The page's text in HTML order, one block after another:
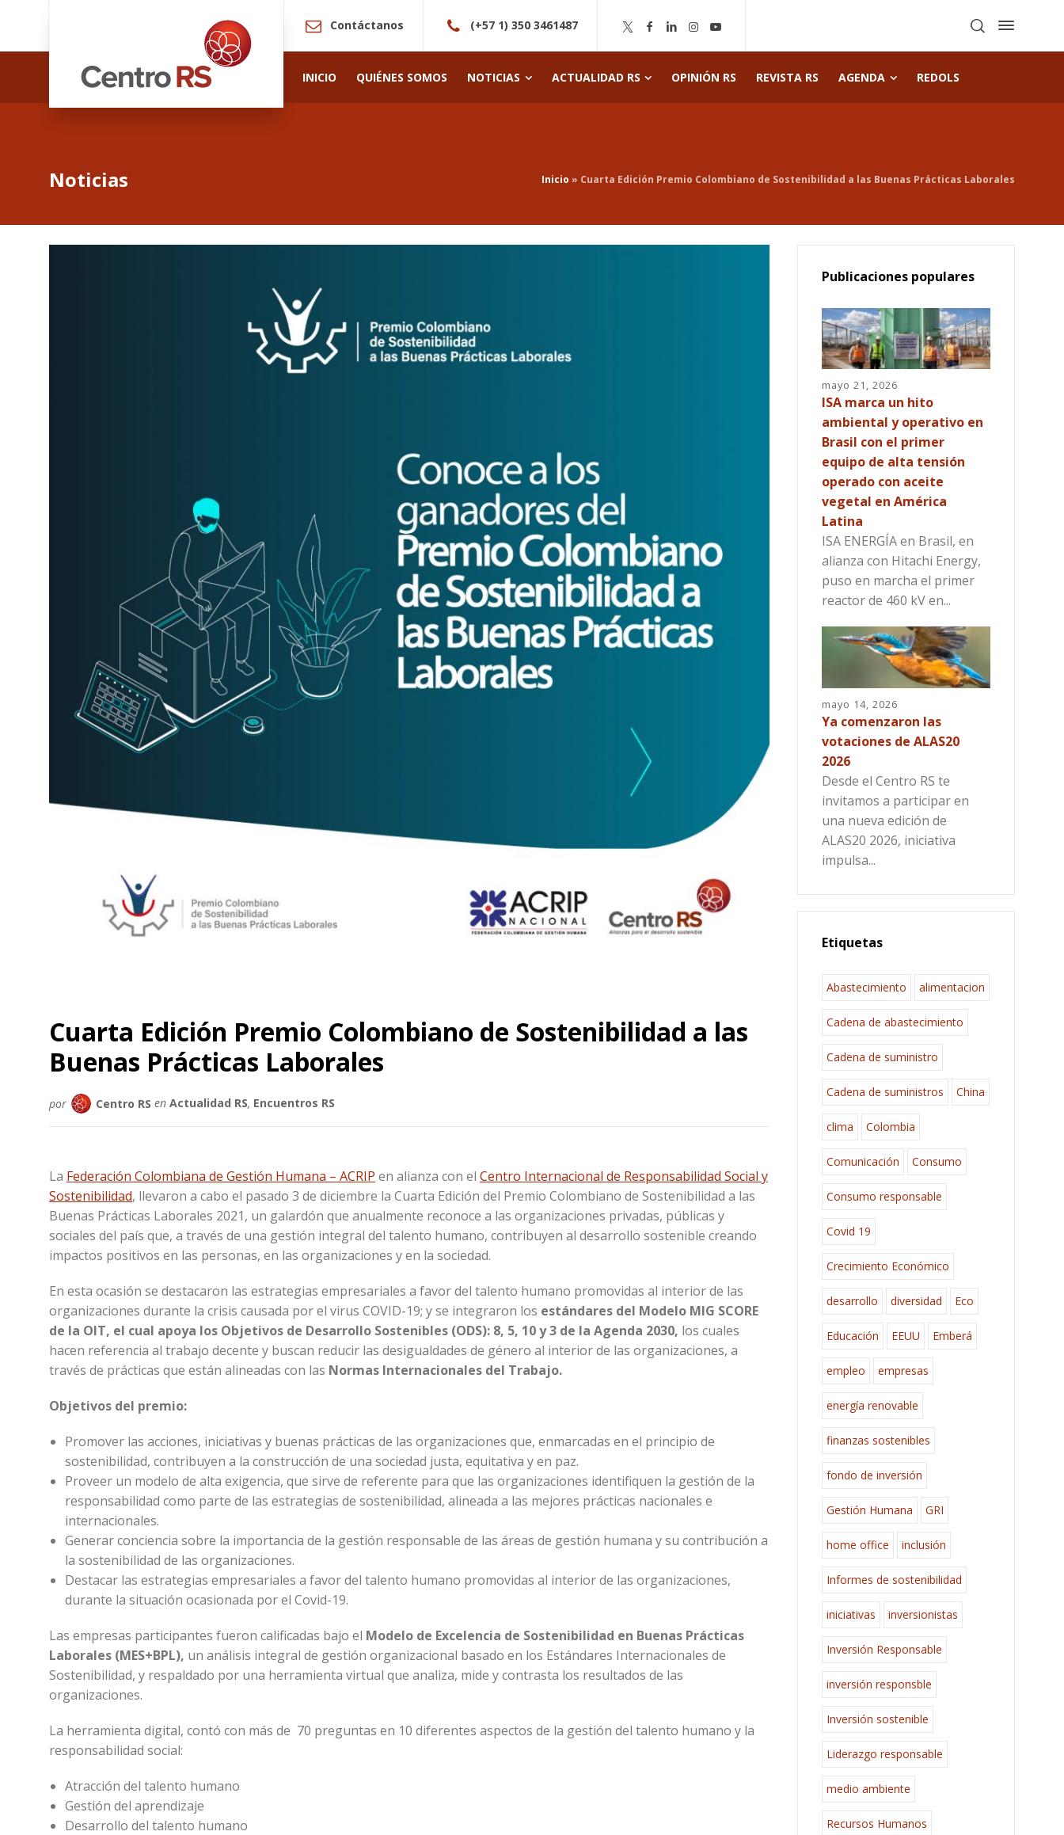
Contáctanos (+57 1) 350 3461487
INICIO QUIÉNES SOMOS NOTICIAS ACTUALIDAD RS OPINIÓN RS REVISTA RS AGENDA REDOLS
Noticias Inicio » Cuarta Edición Premio Colombiano de Sostenibilidad a las Buenas Prácticas Laborales
Cuarta Edición Premio Colombiano de Sostenibilidad a las
Buenas Prácticas Laborales
por Centro RS en Actualidad RS, Encuentros RS
La Federación Colombiana de Gestión Humana – ACRIP en alianza con el Centro Internacional de Responsabilidad Social y
Sostenibilidad, llevaron a cabo el pasado 3 de diciembre la Cuarta Edición del Premio Colombiano de Sostenibilidad a las
Buenas Prácticas Laborales 2021, un galardón que anualmente reconoce a las organizaciones privadas, públicas y
sociales del país que, a través de una gestión integral del talento humano, contribuyen al desarrollo sostenible creando
impactos positivos en las personas, en las organizaciones y en la sociedad.
En esta ocasión se destacaron las estrategias empresariales a favor del talento humano promovidas al interior de las
organizaciones durante la crisis causada por el virus COVID-19; y se integraron los estándares del Modelo MIG SCORE
de la OIT, el cual apoya los Objetivos de Desarrollo Sostenibles (ODS): 8, 5, 10 y 3 de la Agenda 2030, los cuales
hacen referencia al trabajo decente y buscan reducir las desigualdades de género al interior de las organizaciones, a
través de prácticas que están alineadas con las Normas Internacionales del Trabajo.
Objetivos del premio:
Promover las acciones, iniciativas y buenas prácticas de las organizaciones que, enmarcadas en el principio de
sostenibilidad, contribuyen a la construcción de una sociedad justa, equitativa y en paz.
Proveer un modelo de alta exigencia, que sirve de referente para que las organizaciones identifiquen la gestión de la
responsabilidad como parte de las estrategias de sostenibilidad, alineada a las mejores prácticas nacionales e
internacionales.
Generar conciencia sobre la importancia de la gestión responsable de las áreas de gestión humana y su contribución a
la sostenibilidad de las organizaciones.
Destacar las estrategias empresariales a favor del talento humano promovidas al interior de las organizaciones,
durante la situación ocasionada por el Covid-19.
Las empresas participantes fueron calificadas bajo el Modelo de Excelencia de Sostenibilidad en Buenas Prácticas
Laborales (MES+BPL), un análisis integral de gestión organizacional basado en los Estándares Internacionales de
Sostenibilidad, y respaldado por una herramienta virtual que analiza, mide y contrasta los resultados de las
organizaciones.
La herramienta digital, contó con más de 70 preguntas en 10 diferentes aspectos de la gestión del talento humano y la
responsabilidad social:
Atracción del talento humano
Gestión del aprendizaje
Desarrollo del talento humano
Publicaciones populares
mayo 21, 2026
ISA marca un hito
ambiental y operativo en
Brasil con el primer
equipo de alta tensión
operado con aceite
vegetal en América
Latina
ISA ENERGÍA en Brasil, en
alianza con Hitachi Energy,
puso en marcha el primer
reactor de 460 kV en...
mayo 14, 2026
Ya comenzaron las
votaciones de ALAS20
2026
Desde el Centro RS te
invitamos a participar en
una nueva edición de
ALAS20 2026, iniciativa
impulsa...
Etiquetas
Abastecimiento alimentacion
Cadena de abastecimiento
Cadena de suministro
Cadena de suministros China
clima Colombia
Comunicación Consumo
Consumo responsable
Covid 19
Crecimiento Económico
desarrollo diversidad Eco
Educación EEUU Emberá
empleo empresas
energía renovable
finanzas sostenibles
fondo de inversión
Gestión Humana GRI
home office inclusión
Informes de sostenibilidad
iniciativas inversionistas
Inversión Responsable
inversión responsble
Inversión sostenible
Liderazgo responsable
medio ambiente
Recursos Humanos